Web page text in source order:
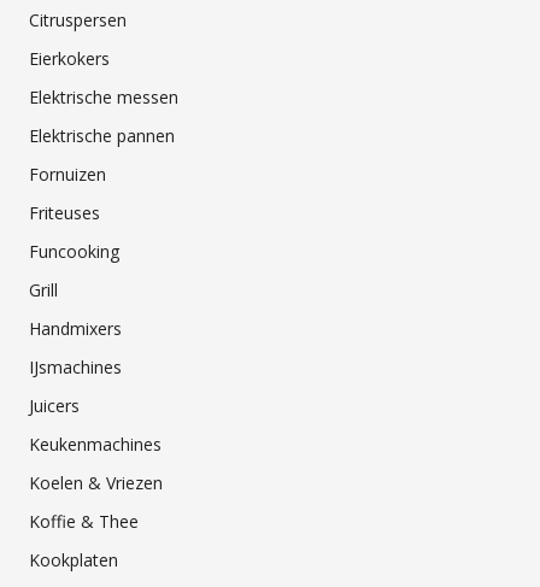
Citruspersen
Eierkokers
Elektrische messen
Elektrische pannen
Fornuizen
Friteuses
Funcooking
Grill
Handmixers
IJsmachines
Juicers
Keukenmachines
Koelen & Vriezen
Koffie & Thee
Kookplaten